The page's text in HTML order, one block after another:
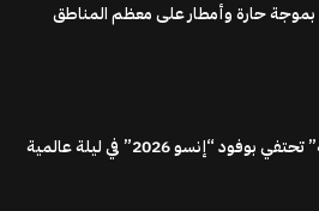
حارة وأمطار على معظم المناطق
بوفود “إنسو 2026” في ليلة عالمية